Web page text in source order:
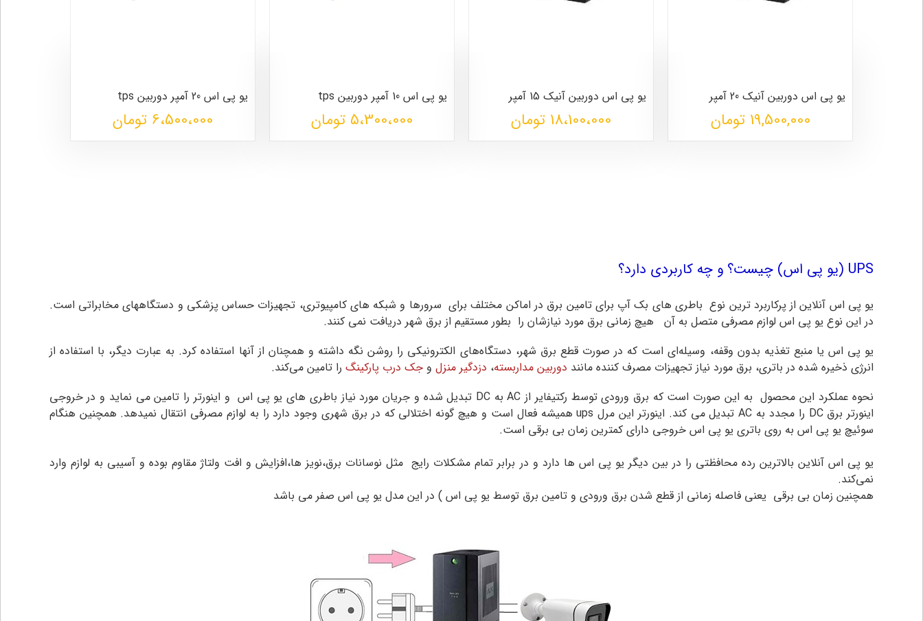
یو پی اس دوربین آنیک 20 آمپر
19,500,000 تومان
یو پی اس دوربین آنیک 15 آمپر
18،100،000 تومان
یو پی اس 10 آمپر دوربین tps
5،300،000 تومان
یو پی اس 20 آمپر دوربین tps
6،500،000 تومان
UPS (یو پی اس) چیست؟ و چه کاربردی دارد؟
یو پی اس آنلاین از پرکاربرد ترین نوع باطری های بک آپ برای تامین برق در اماکن مختلف برای سرورها و شبکه های کامپیوتری، تجهیزات حساس پزشکی و دستگاههای مخابراتی است.
در این نوع یو پی اس لوازم مصرفی متصل به آن هیچ زمانی برق مورد نیازشان را بطور مستقیم از برق شهر دریافت نمی کنند.
یو پی اس یا منبع تغذیه بدون وقفه، وسیله‌ای است که در صورت قطع برق شهر، دستگاه‌های الکترونیکی را روشن نگه داشته و همچنان از آنها استفاده کرد. به عبارت دیگر، با استفاده از
انرژی ذخیره شده در باتری، برق مورد نیاز تجهیزات مصرف کننده مانند دوربین مداربسته، دزدگیر منزلو جک درب پارکینگرا تامین می‌کند.
نحوه عملکرد این محصول به این صورت است که برق ورودی توسط رکتیفایر از AC به DC تبدیل شده و جریان مورد نیاز باطری های یو پی اس و اینورتر را تامین می نماید و در خروجی
اینورتر برق DC را مجدد به AC تبدیل می کند. اینورتر این مرل ups همیشه فعال است و هیچ گونه اختلالی که در برق شهری وجود دارد را به لوازم مصرفی انتقال نمیدهد. همچنین هنگام
سوئیچ یو پی اس به روی باتری یو پی اس خروجی دارای کمترین زمان بی برقی است‌‌.
یو پی اس آنلاین بالاترین رده محافظتی را در بین دیگر یو پی اس ها دارد و در برابر تمام مشکلات رایج مثل نوسانات برق،نویز ها،افزایش و افت ولتاژ مقاوم بوده و آسیبی به لوازم وارد
نمی‌کند.
همچنین زمان بی برقی یعنی فاصله زمانی از قطع شدن برق ورودی و تامین برق توسط یو پی اس ) در این مدل یو پی اس صفر می باشد